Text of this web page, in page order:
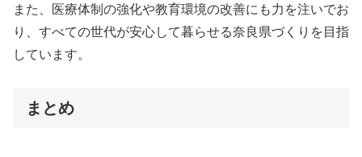
また、医療体制の強化や教育環境の改善にも力を注いでお
り、すべての世代が安心して暮らせる奈良県づくりを目指
しています。
まとめ